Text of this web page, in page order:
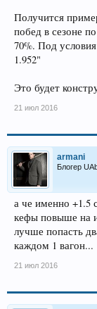
Получится
побед в сезоне
70%. Под
1.952"
Это будет
21 июл 2016
armani
Блогер
а че именно +1.5
кефы повыше на
лучше попасть
каждом 1 вагон...
21 июл 2016